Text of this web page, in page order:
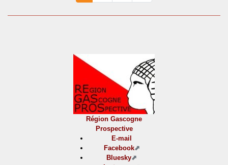
Région Gascogne
Prospective
E-mail
Facebook
Bluesky